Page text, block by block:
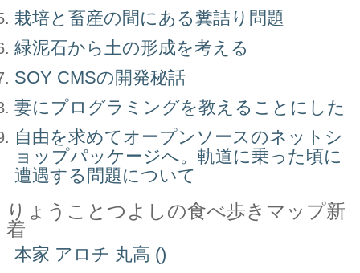
栽培と畜産の間にある糞詰り問題
緑泥石から土の形成を考える
SOY CMSの開発秘話
妻にプログラミングを教えることにした
自由を求めてオープンソースのネットシ
ョップパッケージへ。軌道に乗った頃に
遭遇する問題について
りょうことつよしの食べ歩きマップ新
着
本家 アロチ 丸高 ()